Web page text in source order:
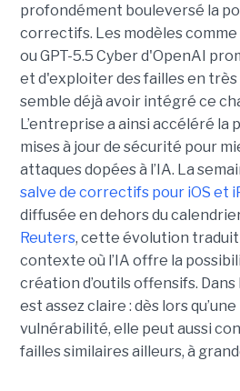
profondément bouleversé la
correctifs. Les modèles
ou GPT-5.5 Cyber d'OpenAI
et d'exploiter des failles en très
semble déjà avoir intégré ce
L’entreprise a ainsi accéléré la
mises à jour de sécurité pour
attaques dopées à l’IA. La
salve de correctifs pour iOS et
diffusée en dehors du
Reuters, cette évolution traduit
contexte où l’IA offre la
création d’outils offensifs. Dans
est assez claire : dès lors
vulnérabilité, elle peut aussi
failles similaires ailleurs, à